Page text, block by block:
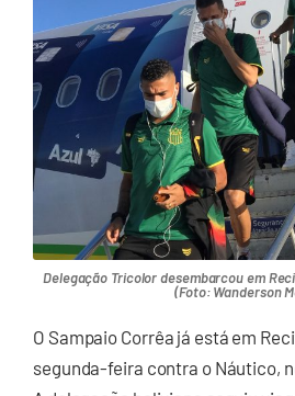
Delegação Tricolor desembarcou em
(Foto: Wanderson
O Sampaio Corrêa já está em
segunda-feira contra o Náutico,